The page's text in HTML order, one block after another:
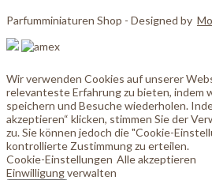
Parfumminiaturen Shop - Designed by
Wir verwenden Cookies auf unserer
relevanteste Erfahrung zu bieten, indem
speichern und Besuche wiederholen.
akzeptieren“ klicken, stimmen Sie der
zu. Sie können jedoch die "Cookie-
kontrollierte Zustimmung zu erteilen.
Cookie-Einstellungen Alle akzeptieren
Einwilligung verwalten